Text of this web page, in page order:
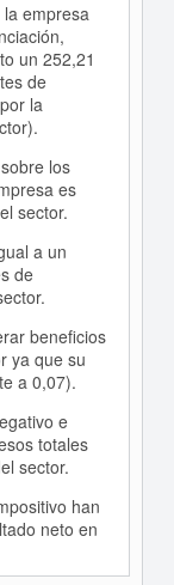
empresa
un 252,21
de
la
los
es
sector.
a un
de
beneficios
ya que su
a 0,07).
e
totales
sector.
han
neto en